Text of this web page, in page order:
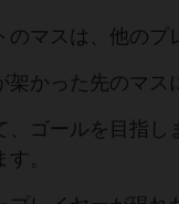
マスは、他のプ
かった先のマス
ゴールを目指し
。